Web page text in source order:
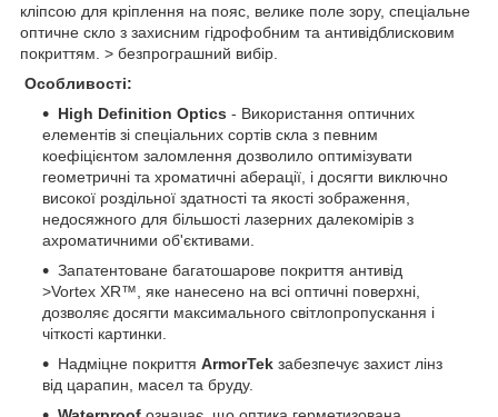
кліпсою для кріплення на пояс, велике поле зору, спеціальне
оптичне скло з захисним гідрофобним та антивідблисковим
покриттям. > безпрограшний вибір.
Особливості:
High Definition Optics - Використання оптичних
елементів зі спеціальних сортів скла з певним
коефіцієнтом заломлення дозволило оптимізувати
геометричні та хроматичні аберації, і досягти виключно
високої роздільної здатності та якості зображення,
недосяжного для більшості лазерних далекомірів з
ахроматичними об'єктивами.
Запатентоване багатошарове покриття антивід
>Vortex XR™, яке нанесено на всі оптичні поверхні,
дозволяє досягти максимального світлопропускання і
чіткості картинки.
Надміцне покриття ArmorTek забезпечує захист лінз
від царапин, масел та бруду.